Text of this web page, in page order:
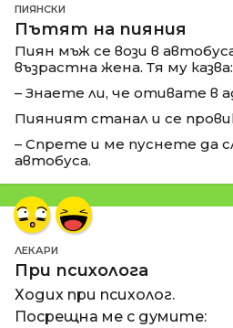
ПИЯНСКИ
Пътят на пияния
Пиян мъж се вози в
възрастна жена. Тя му казва:
– Знаете ли, че отивате в
Пияният станал и се
– Спрете и ме пуснете да
автобуса.
ЛЕКАРИ
При психолога
Ходих при психолог.
Посрещна ме с думите: